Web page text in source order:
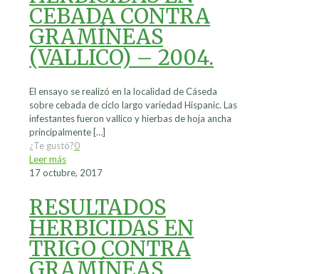
CEBADA CONTRA
GRAMÍNEAS
(VALLICO) – 2004.
El ensayo se realizó en la localidad de Cáseda
sobre cebada de ciclo largo variedad Hispanic. Las
infestantes fueron vallico y hierbas de hoja ancha
principalmente[…]
¿Te gustó?0
Leer más
17 octubre, 2017
RESULTADOS
HERBICIDAS EN
TRIGO CONTRA